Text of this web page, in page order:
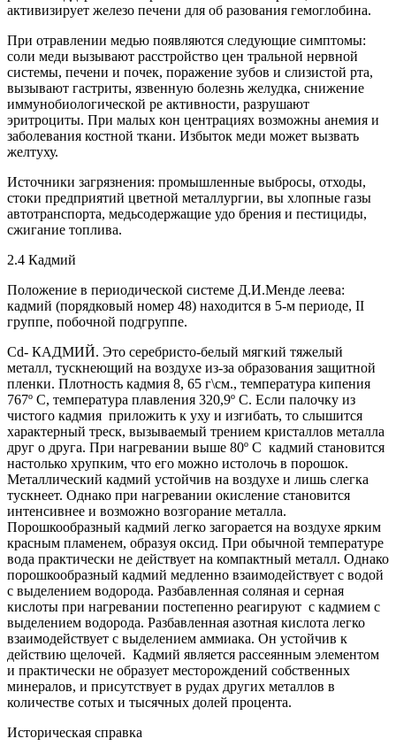
активизирует железо печени для об разования гемоглобина.
При отравлении медью появляются следующие симптомы:
соли меди вызывают расстройство цен тральной нервной
системы, печени и почек, поражение зубов и слизистой рта,
вызывают гастриты, язвенную болезнь желудка, снижение
иммунобиологической ре активности, разрушают
эритроциты. При малых кон центрациях возможны анемия и
заболевания костной ткани. Избыток меди может вызвать
желтуху.
Источники загрязнения: промышленные выбросы, отходы,
стоки предприятий цветной металлургии, вы хлопные газы
автотранспорта, медьсодержащие удо брения и пестициды,
сжигание топлива.
2.4 Кадмий
Положение в периодической системе Д.И.Менде леева:
кадмий (порядковый номер 48) находится в 5-м периоде, II
группе, побочной подгруппе.
Cd- КАДМИЙ. Это серебристо-белый мягкий тяжелый
металл, тускнеющий на воздухе из-за образования защитной
пленки. Плотность кадмия 8, 65 г\см., температура кипения
767º С, температура плавления 320,9º С. Если палочку из
чистого кадмия приложить к уху и изгибать, то слышится
характерный треск, вызываемый трением кристаллов металла
друг о друга. При нагревании выше 80º С кадмий становится
настолько хрупким, что его можно истолочь в порошок.
Металлический кадмий устойчив на воздухе и лишь слегка
тускнеет. Однако при нагревании окисление становится
интенсивнее и возможно возгорание металла.
Порошкообразный кадмий легко загорается на воздухе ярким
красным пламенем, образуя оксид. При обычной температуре
вода практически не действует на компактный металл. Однако
порошкообразный кадмий медленно взаимодействует с водой
с выделением водорода. Разбавленная соляная и серная
кислоты при нагревании постепенно реагируют с кадмием с
выделением водорода. Разбавленная азотная кислота легко
взаимодействует с выделением аммиака. Он устойчив к
действию щелочей. Кадмий является рассеянным элементом
и практически не образует месторождений собственных
минералов, и присутствует в рудах других металлов в
количестве сотых и тысячных долей процента.
Историческая справка